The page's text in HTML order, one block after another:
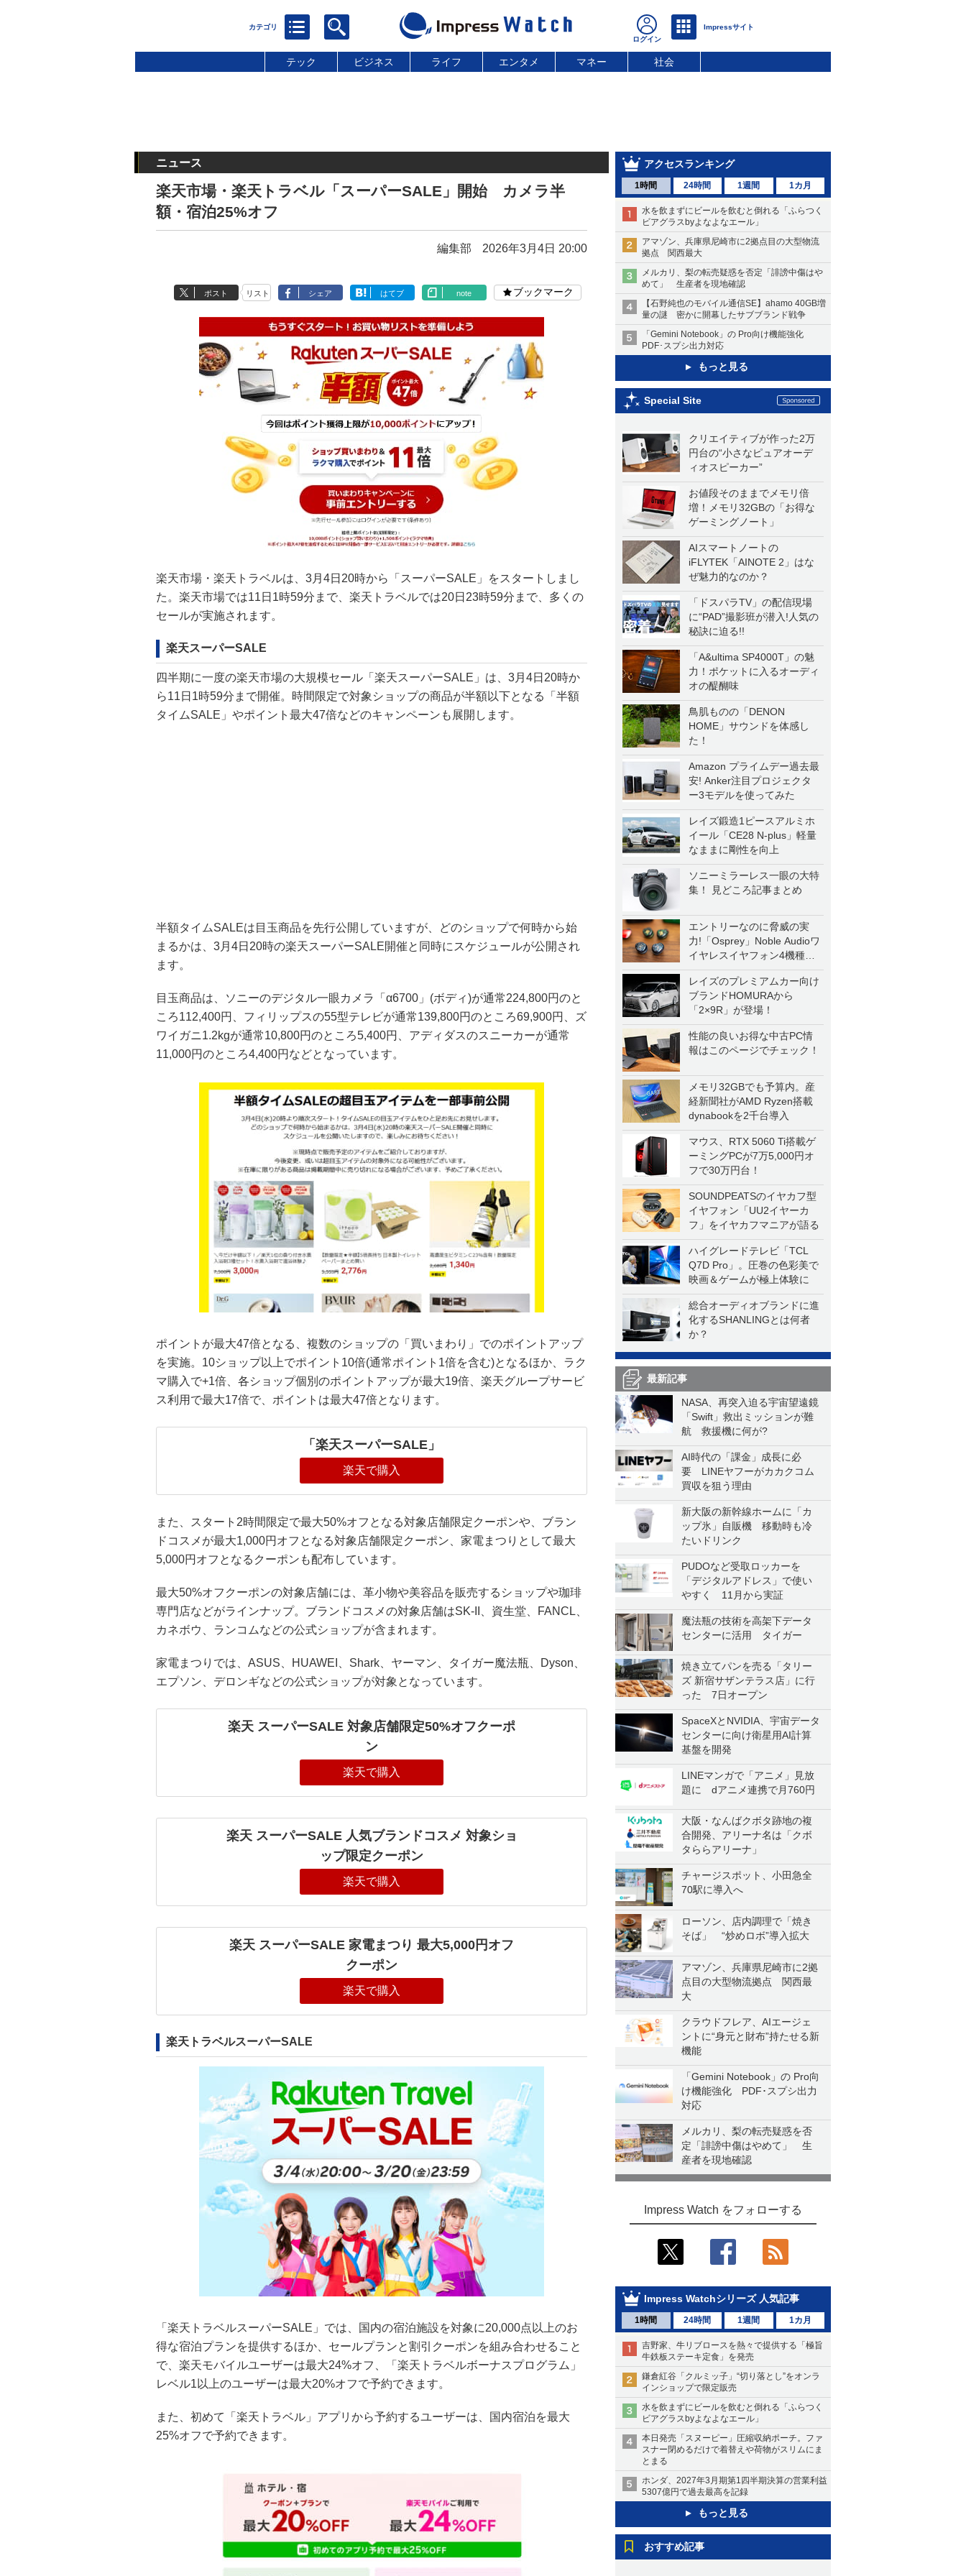
テック ビジネス ライフ エンタメ マネー 社会
アクセスランキング
1時間 24時間 1週間 1カ月
水を飲まずにビールを飲むと倒れる「ふらつく
ビアグラスbyよなよなエール」
アマゾン、兵庫県尼崎市に2拠点目の大型物流
拠点 関西最大
メルカリ、梨の転売疑惑を否定「誹謗中傷はや
めて」 生産者を現地確認
【石野純也のモバイル通信SE】ahamo 40GB増
量の謎 密かに開幕したサブブランド戦争
「Gemini Notebook」の Pro向け機能強化
PDF･スプシ出力対応
もっと見る
Special Site
クリエイティブが作った2万
円台の“小さなピュアオーデ
ィオスピーカー”
お値段そのままでメモリ倍
増！メモリ32GBの「お得な
ゲーミングノート」
AIスマートノートの
iFLYTEK「AINOTE 2」はな
ぜ魅力的なのか？
「ドスパラTV」の配信現場
に“PAD”撮影班が潜入!人気の
秘訣に迫る!!
「A&ultima SP4000T」の魅
力！ポケットに入るオーディ
オの醍醐味
鳥肌ものの「DENON
HOME」サウンドを体感し
た！
Amazon プライムデー過去最
安! Anker注目プロジェクタ
ー3モデルを使ってみた
レイズ鍛造1ピースアルミホ
イール「CE28 N-plus」軽量
なままに剛性を向上
ソニーミラーレス一眼の大特
集！ 見どころ記事まとめ
エントリーなのに脅威の実
力!「Osprey」Noble Audioワ
イヤレスイヤフォン4機種を
一気に聴く
レイズのプレミアムカー向け
ブランドHOMURAから
「2×9R」が登場！
性能の良いお得な中古PC情
報はこのページでチェック！
メモリ32GBでも予算内。産
経新聞社がAMD Ryzen搭載
dynabookを2千台導入
マウス、RTX 5060 Ti搭載ゲ
ーミングPCが7万5,000円オ
フで30万円台！
SOUNDPEATSのイヤカフ型
イヤフォン「UU2イヤーカ
フ」をイヤカフマニアが語る
ハイグレードテレビ「TCL
Q7D Pro」。圧巻の色彩美で
映画＆ゲームが極上体験に
総合オーディオブランドに進
化するSHANLINGとは何者
か？
最新記事
NASA、再突入迫る宇宙望遠鏡
「Swift」救出ミッションが難
航 救援機に何が?
AI時代の「課金」成長に必
要 LINEヤフーがカカクコム
買収を狙う理由
新大阪の新幹線ホームに「カ
ップ氷」自販機 移動時も冷
たいドリンク
PUDOなど受取ロッカーを
「デジタルアドレス」で使い
やすく 11月から実証
魔法瓶の技術を高架下データ
センターに活用 タイガー
焼き立てパンを売る「タリー
ズ 新宿サザンテラス店」に行
った 7日オープン
SpaceXとNVIDIA、宇宙データ
センターに向け衛星用AI計算
基盤を開発
LINEマンガで「アニメ」見放
題に dアニメ連携で月760円
大阪・なんばクボタ跡地の複
合開発、アリーナ名は「クボ
タららアリーナ」
チャージスポット、小田急全
70駅に導入へ
ローソン、店内調理で「焼き
そば」 “炒めロボ”導入拡大
アマゾン、兵庫県尼崎市に2拠
点目の大型物流拠点 関西最
大
クラウドフレア、AIエージェ
ントに“身元と財布”持たせる新
機能
「Gemini Notebook」の Pro向
け機能強化 PDF･スプシ出力
対応
メルカリ、梨の転売疑惑を否
定「誹謗中傷はやめて」 生
産者を現地確認
Impress Watch をフォローする
Impress Watchシリーズ 人気記事
1時間 24時間 1週間 1カ月
吉野家、牛リブロースを熱々で提供する「極旨
牛鉄板ステーキ定食」を発売
鎌倉紅谷「クルミッ子」“切り落とし”をオンラ
インショップで限定販売
水を飲まずにビールを飲むと倒れる「ふらつく
ビアグラスbyよなよなエール」
本日発売「スヌーピー」圧縮収納ポーチ。ファ
スナー閉めるだけで着替えや荷物がスリムにま
とまる
ホンダ、2027年3月期第1四半期決算の営業利益
5307億円で過去最高を記録
もっと見る
おすすめ記事
ニュース
楽天市場・楽天トラベル「スーパーSALE」開始 カメラ半
額・宿泊25%オフ
編集部 2026年3月4日 20:00
ポスト リスト シェア はてブ note ブックマーク
楽天市場・楽天トラベルは、3月4日20時から「スーパーSALE」をスタートしまし
た。楽天市場では11日1時59分まで、楽天トラベルでは20日23時59分まで、多くの
セールが実施されます。
楽天スーパーSALE
四半期に一度の楽天市場の大規模セール「楽天スーパーSALE」は、3月4日20時か
ら11日1時59分まで開催。時間限定で対象ショップの商品が半額以下となる「半額
タイムSALE」やポイント最大47倍などのキャンペーンも展開します。
半額タイムSALEは目玉商品を先行公開していますが、どのショップで何時から始
まるかは、3月4日20時の楽天スーパーSALE開催と同時にスケジュールが公開され
ます。
目玉商品は、ソニーのデジタル一眼カメラ「α6700」(ボディ)が通常224,800円のと
ころ112,400円、フィリップスの55型テレビが通常139,800円のところ69,900円、ズ
ワイガニ1.2kgが通常10,800円のところ5,400円、アディダスのスニーカーが通常
11,000円のところ4,400円などとなっています。
ポイントが最大47倍となる、複数のショップの「買いまわり」でのポイントアップ
を実施。10ショップ以上でポイント10倍(通常ポイント1倍を含む)となるほか、ラク
マ購入で+1倍、各ショップ個別のポイントアップが最大19倍、楽天グループサービ
ス利用で最大17倍で、ポイントは最大47倍となります。
「楽天スーパーSALE」
楽天で購入
また、スタート2時間限定で最大50%オフとなる対象店舗限定クーポンや、ブラン
ドコスメが最大1,000円オフとなる対象店舗限定クーポン、家電まつりとして最大
5,000円オフとなるクーポンも配布しています。
最大50%オフクーポンの対象店舗には、革小物や美容品を販売するショップや珈琲
専門店などがラインナップ。ブランドコスメの対象店舗はSK-II、資生堂、FANCL、
カネボウ、ランコムなどの公式ショップが含まれます。
家電まつりでは、ASUS、HUAWEI、Shark、ヤーマン、タイガー魔法瓶、Dyson、
エプソン、デロンギなどの公式ショップが対象となっています。
楽天 スーパーSALE 対象店舗限定50%オフクーポ
ン
楽天で購入
楽天 スーパーSALE 人気ブランドコスメ 対象ショ
ップ限定クーポン
楽天で購入
楽天 スーパーSALE 家電まつり 最大5,000円オフ
クーポン
楽天で購入
楽天トラベルスーパーSALE
「楽天トラベルスーパーSALE」では、国内の宿泊施設を対象に20,000点以上のお
得な宿泊プランを提供するほか、セールプランと割引クーポンを組み合わせること
で、楽天モバイルユーザーは最大24%オフ、「楽天トラベルボーナスプログラム」
レベル1以上のユーザーは最大20%オフで予約できます。
また、初めて「楽天トラベル」アプリから予約するユーザーは、国内宿泊を最大
25%オフで予約できます。